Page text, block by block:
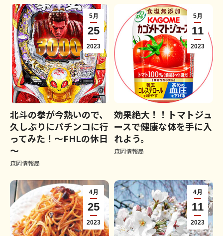
5月
25
2023
北斗の拳が今熱いので、
久しぶりにパチンコに行
ってみた！～FHLの休日
～
森岡情報局
5月
11
2023
効果絶大！！トマトジュ
ースで健康な体を手に入
れよう。
森岡情報局
4月
25
2023
4月
11
2023